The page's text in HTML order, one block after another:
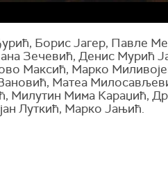
Борис Јагер, Павле
Зечевић, Денис Мурић
Максић, Марко
Матеа
Милутин Мима Караџић,
Луткић, Марко Јањић.